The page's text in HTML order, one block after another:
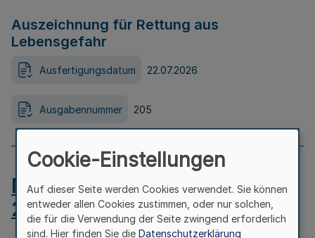
Auszeichnung für Rettung aus
Lebensgefahr
Ausfertigungsdatum 22.07.2026
Ausgabennummer 205
MB.NRW 2026 Nr. 204 vom
24.07.2026
Cookie-Einstellungen
Auf dieser Seite werden Cookies verwendet. Sie können
entweder allen Cookies zustimmen, oder nur solchen,
die für die Verwendung der Seite zwingend erforderlich
sind. Hier finden Sie die Datenschutzerklärung